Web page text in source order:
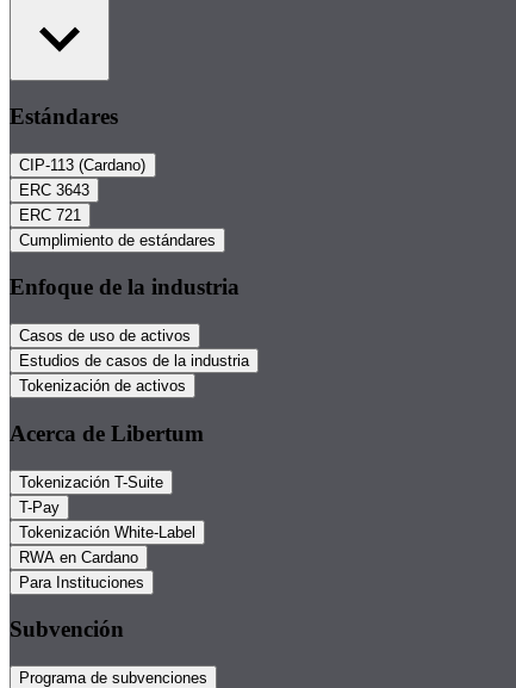
Estándares
CIP-113 (Cardano)
ERC 3643
ERC 721
Cumplimiento de estándares
Enfoque de la industria
Casos de uso de activos
Estudios de casos de la industria
Tokenización de activos
Acerca de Libertum
Tokenización T-Suite
T-Pay
Tokenización White-Label
RWA en Cardano
Para Instituciones
Subvención
Programa de subvenciones